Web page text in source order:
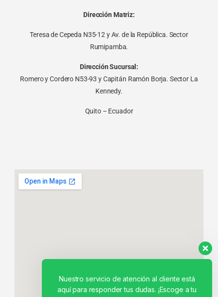
Dirección Matriz:
Teresa de Cepeda N35-12 y Av. de la República. Sector
Rumipamba.
Dirección Sucursal:
Romero y Cordero N53-93 y Capitán Ramón Borja. Sector La
Kennedy.
Quito – Ecuador
Nuestro servicio de atención al cliente está
aquí para responder tus dudas. ¡Escoge a tu